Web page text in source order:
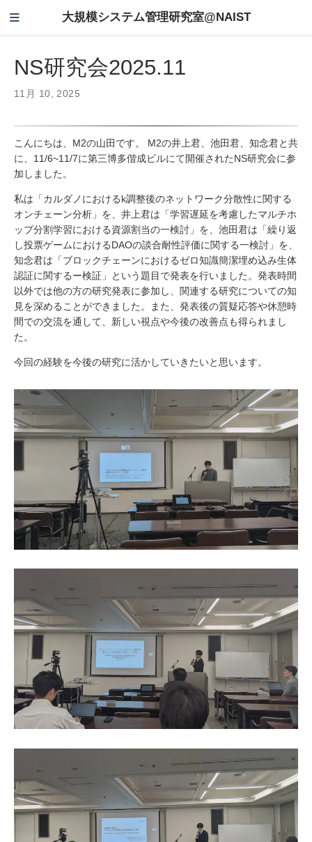
大規模システム管理研究室@NAIST
NS研究会2025.11
11月 10, 2025
こんにちは、M2の山田です。 M2の井上君、池田君、知念君と共
に、11/6~11/7に第三博多偕成ビルにて開催されたNS研究会に参
加しました。
私は「カルダノにおけるk調整後のネットワーク分散性に関する
オンチェーン分析」を、井上君は「学習遅延を考慮したマルチホ
ップ分割学習における資源割当の一検討」を、池田君は「繰り返
し投票ゲームにおけるDAOの談合耐性評価に関する一検討」を、
知念君は「ブロックチェーンにおけるゼロ知識簡潔埋め込み生体
認証に関するー検証」という題目で発表を行いました。発表時間
以外では他の方の研究発表に参加し、関連する研究についての知
見を深めることができました。また、発表後の質疑応答や休憩時
間での交流を通して、新しい視点や今後の改善点も得られまし
た。
今回の経験を今後の研究に活かしていきたいと思います。